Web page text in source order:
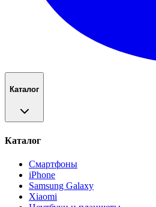
Каталог
Каталог
Смартфоны
iPhone
Samsung Galaxy
Xiaomi